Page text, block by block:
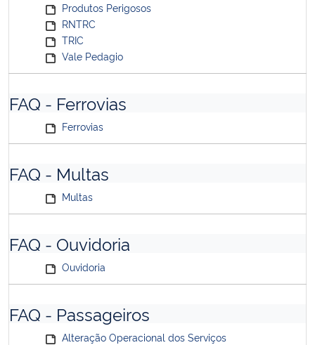
Produtos Perigosos
RNTRC
TRIC
Vale Pedagio
FAQ - Ferrovias
Ferrovias
FAQ - Multas
Multas
FAQ - Ouvidoria
Ouvidoria
FAQ - Passageiros
Alteração Operacional dos Serviços